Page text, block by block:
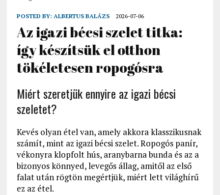
POSTED BY: ALBERTUS BALÁZS 2026-07-06
Az igazi bécsi szelet titka:
így készítsük el otthon
tökéletesen ropogósra
Miért szeretjük ennyire az igazi bécsi
szeletet?
Kevés olyan étel van, amely akkora klasszikusnak
számít, mint az igazi bécsi szelet. Ropogós panír,
vékonyra klopfolt hús, aranybarna bunda és az a
bizonyos könnyed, levegős állag, amitől az első
falat után rögtön megértjük, miért lett világhírű
ez az étel.